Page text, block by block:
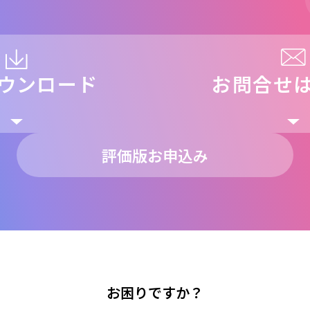
ンロード お問合せ
評価版お申込み
お困りですか？